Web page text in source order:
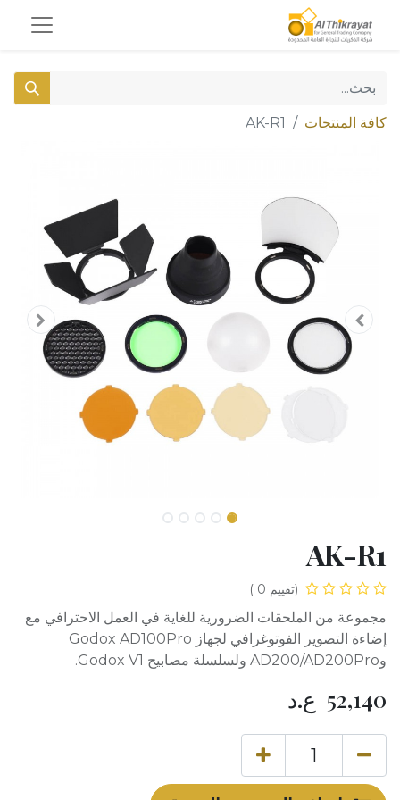
كافة المنتجات AK-R1
AK-R1
(تقييم 0 )
مجموعة من الملحقات الضرورية للغاية في العمل الاحترافي مع
إضاءة التصوير الفوتوغرافي لجهاز Godox AD100Pro
وAD200/AD200Pro ولسلسلة مصابيح Godox V1.
52,140 ع.د